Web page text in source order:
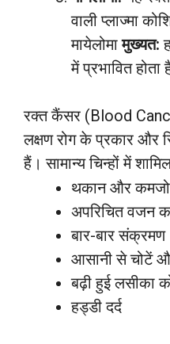
वाली प्लाज्मा
मायेलोमामुख्यत:
में प्रभावित होता
रक्त कैंसर (Blood
लक्षण रोग के प्रकार और
हैं। सामान्य चिन्हों में
थकान और
अपरिचित वजन
बार-बार संक्रमण
आसानी से चोटें
बढ़ी हुई लसीका
हड्डी दर्द